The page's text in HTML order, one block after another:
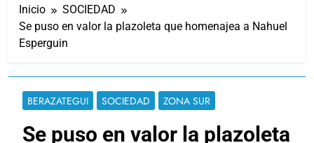
Inicio
SOCIEDAD
Se puso en valor la plazoleta que homenajea a Nahuel
Esperguin
BERAZATEGUI SOCIEDAD ZONA SUR
Se puso en valor la plazoleta